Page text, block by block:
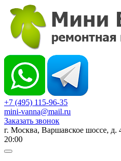
+7 (495) 115-96-35
mini-vanna@mail.ru
Заказать звонок
г. Москва, Варшавское шоссе, д.
20:00